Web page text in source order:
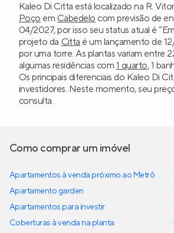
Kaleo Di Citta está localizado na R.
Poço em Cabedelo com previsão de
04/2027, por isso seu status atual é
projeto da Citta é um lançamento de
por uma torre. As plantas variam entre
algumas residências com 1 quarto, 1
Os principais diferenciais do Kaleo Di
investidores. Neste momento, seu
consulta.
Como comprar um imóvel
Apartamentos à venda próximo ao Metrô
Apartamento garden
Apartamentos para investir
Coberturas à venda na planta